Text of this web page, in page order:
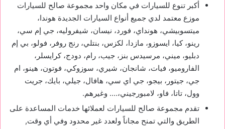
أكبر تنوع للسيارات في مكان واحد مجموعة صالح للسيارات
موزع معتمد لدي جميع أنواع السيارات الجديدة هوندا،
ميتسوبيشي، هونداي، فورد، نيسان، شيفروليه، جي إم سي،
رينو، كيا، ايسوزو، مازدا، لكزس، بنتلي، رنج روفر، فولو، بي إم
دبليو، ميني، مرسيدس بنز، جيب، رام، دودج، كرايسلر،
الفاروميو، فيات، شانجان، شيري، سوزوكي، فوتون، هينو، ام
جي، جيتور، بيجو، جي اي سي، هافال، جيلي، بايك، جريت
وول، تاتا، فاو، لامبورجيني،…. وغيرهم.
تقدم مجموعة صالح للسيارات لعملائها خدمات المساعدة على
الطريق والتي تمنح مجاناً ولعدد غير محدود وفي أي وقت,